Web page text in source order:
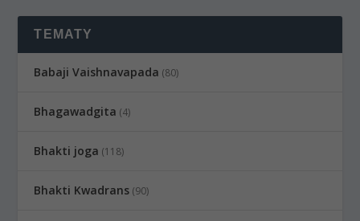
TEMATY
Babaji Vaishnavapada (80)
Bhagawadgita (4)
Bhakti joga (118)
Bhakti Kwadrans (90)